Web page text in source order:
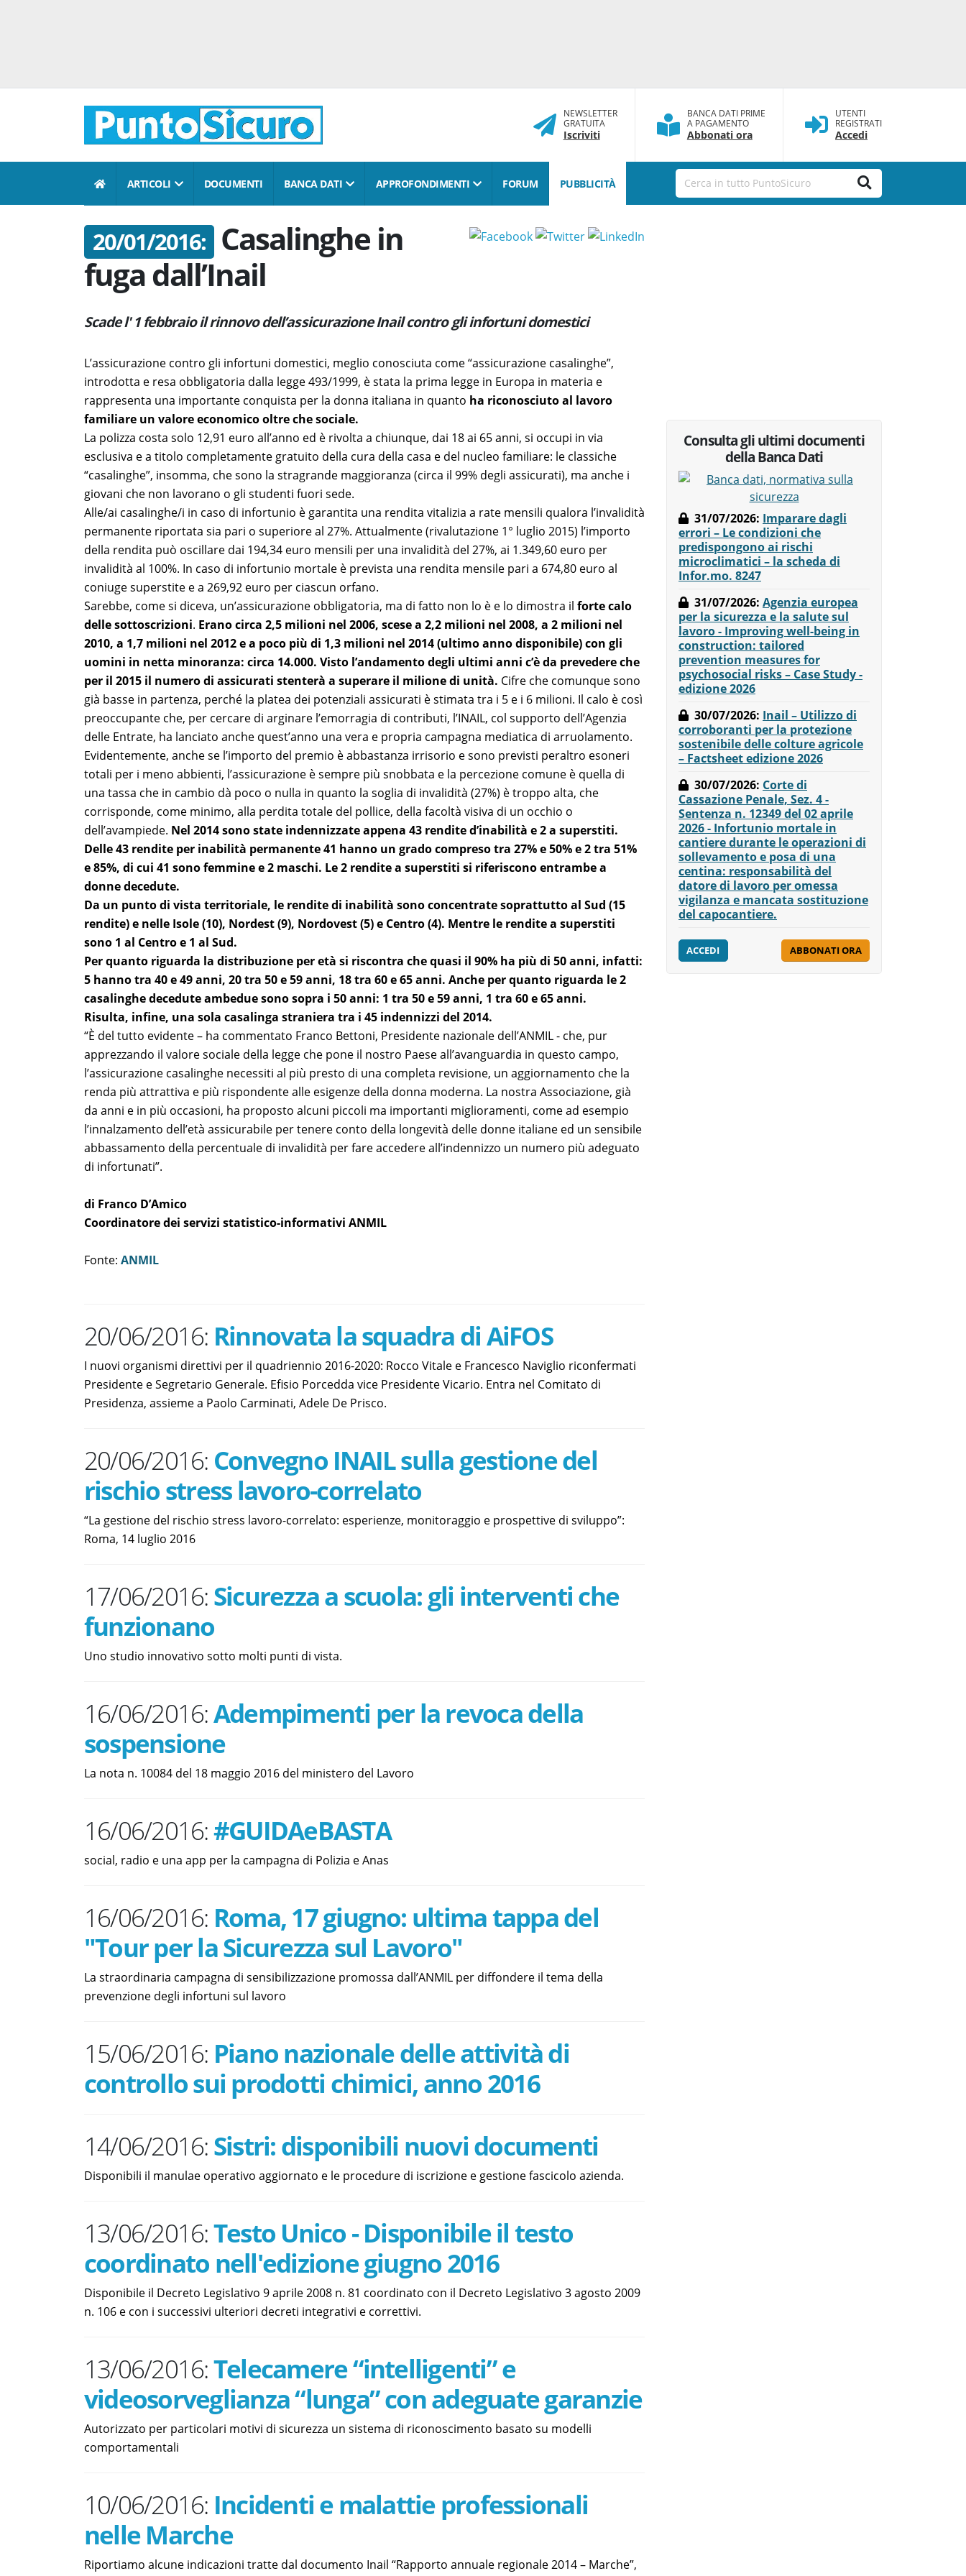
NEWSLETTER
GRATUITA
Iscriviti
BANCA DATI PRIME
A PAGAMENTO
Abbonati ora
UTENTI
REGISTRATI
Accedi
ARTICOLI DOCUMENTI BANCA DATI APPROFONDIMENTI FORUM PUBBLICITÀ
20/01/2016: Casalinghe in
fuga dall’Inail
Scade l' 1 febbraio il rinnovo dell’assicurazione Inail contro gli infortuni domestici
L’assicurazione contro gli infortuni domestici, meglio conosciuta come “assicurazione casalinghe”,
introdotta e resa obbligatoria dalla legge 493/1999, è stata la prima legge in Europa in materia e
rappresenta una importante conquista per la donna italiana in quanto ha riconosciuto al lavoro
familiare un valore economico oltre che sociale.
La polizza costa solo 12,91 euro all’anno ed è rivolta a chiunque, dai 18 ai 65 anni, si occupi in via
esclusiva e a titolo completamente gratuito della cura della casa e del nucleo familiare: le classiche
“casalinghe”, insomma, che sono la stragrande maggioranza (circa il 99% degli assicurati), ma anche i
giovani che non lavorano o gli studenti fuori sede.
Alle/ai casalinghe/i in caso di infortunio è garantita una rendita vitalizia a rate mensili qualora l’invalidità
permanente riportata sia pari o superiore al 27%. Attualmente (rivalutazione 1° luglio 2015) l’importo
della rendita può oscillare dai 194,34 euro mensili per una invalidità del 27%, ai 1.349,60 euro per
invalidità al 100%. In caso di infortunio mortale è prevista una rendita mensile pari a 674,80 euro al
coniuge superstite e a 269,92 euro per ciascun orfano.
Sarebbe, come si diceva, un’assicurazione obbligatoria, ma di fatto non lo è e lo dimostra il forte calo
delle sottoscrizioni. Erano circa 2,5 milioni nel 2006, scese a 2,2 milioni nel 2008, a 2 milioni nel
2010, a 1,7 milioni nel 2012 e a poco più di 1,3 milioni nel 2014 (ultimo anno disponibile) con gli
uomini in netta minoranza: circa 14.000. Visto l’andamento degli ultimi anni c’è da prevedere che
per il 2015 il numero di assicurati stenterà a superare il milione di unità. Cifre che comunque sono
già basse in partenza, perché la platea dei potenziali assicurati è stimata tra i 5 e i 6 milioni. Il calo è così
preoccupante che, per cercare di arginare l’emorragia di contributi, l’INAIL, col supporto dell’Agenzia
delle Entrate, ha lanciato anche quest’anno una vera e propria campagna mediatica di arruolamento.
Evidentemente, anche se l’importo del premio è abbastanza irrisorio e sono previsti peraltro esoneri
totali per i meno abbienti, l’assicurazione è sempre più snobbata e la percezione comune è quella di
una tassa che in cambio dà poco o nulla in quanto la soglia di invalidità (27%) è troppo alta, che
corrisponde, come minimo, alla perdita totale del pollice, della facoltà visiva di un occhio o
dell’avampiede. Nel 2014 sono state indennizzate appena 43 rendite d’inabilità e 2 a superstiti.
Delle 43 rendite per inabilità permanente 41 hanno un grado compreso tra 27% e 50% e 2 tra 51%
e 85%, di cui 41 sono femmine e 2 maschi. Le 2 rendite a superstiti si riferiscono entrambe a
donne decedute.
Da un punto di vista territoriale, le rendite di inabilità sono concentrate soprattutto al Sud (15
rendite) e nelle Isole (10), Nordest (9), Nordovest (5) e Centro (4). Mentre le rendite a superstiti
sono 1 al Centro e 1 al Sud.
Per quanto riguarda la distribuzione per età si riscontra che quasi il 90% ha più di 50 anni, infatti:
5 hanno tra 40 e 49 anni, 20 tra 50 e 59 anni, 18 tra 60 e 65 anni. Anche per quanto riguarda le 2
casalinghe decedute ambedue sono sopra i 50 anni: 1 tra 50 e 59 anni, 1 tra 60 e 65 anni.
Risulta, infine, una sola casalinga straniera tra i 45 indennizzi del 2014.
“È del tutto evidente – ha commentato Franco Bettoni, Presidente nazionale dell’ANMIL - che, pur
apprezzando il valore sociale della legge che pone il nostro Paese all’avanguardia in questo campo,
l’assicurazione casalinghe necessiti al più presto di una completa revisione, un aggiornamento che la
renda più attrattiva e più rispondente alle esigenze della donna moderna. La nostra Associazione, già
da anni e in più occasioni, ha proposto alcuni piccoli ma importanti miglioramenti, come ad esempio
l’innalzamento dell’età assicurabile per tenere conto della longevità delle donne italiane ed un sensibile
abbassamento della percentuale di invalidità per fare accedere all’indennizzo un numero più adeguato
di infortunati”.
di Franco D’Amico
Coordinatore dei servizi statistico-informativi ANMIL
Fonte: ANMIL
20/06/2016: Rinnovata la squadra di AiFOS
I nuovi organismi direttivi per il quadriennio 2016-2020: Rocco Vitale e Francesco Naviglio riconfermati
Presidente e Segretario Generale. Efisio Porcedda vice Presidente Vicario. Entra nel Comitato di
Presidenza, assieme a Paolo Carminati, Adele De Prisco.
20/06/2016: Convegno INAIL sulla gestione del
rischio stress lavoro-correlato
“La gestione del rischio stress lavoro-correlato: esperienze, monitoraggio e prospettive di sviluppo”:
Roma, 14 luglio 2016
17/06/2016:Sicurezza a scuola: gli interventi che
funzionano
Uno studio innovativo sotto molti punti di vista.
16/06/2016:Adempimenti per la revoca della
sospensione
La nota n. 10084 del 18 maggio 2016 del ministero del Lavoro
16/06/2016:#GUIDAeBASTA
social, radio e una app per la campagna di Polizia e Anas
16/06/2016: Roma, 17 giugno: ultima tappa del
"Tour per la Sicurezza sul Lavoro"
La straordinaria campagna di sensibilizzazione promossa dall’ANMIL per diffondere il tema della
prevenzione degli infortuni sul lavoro
15/06/2016: Piano nazionale delle attività di
controllo sui prodotti chimici, anno 2016
14/06/2016:Sistri: disponibili nuovi documenti
Disponibili il manulae operativo aggiornato e le procedure di iscrizione e gestione fascicolo azienda.
13/06/2016:Testo Unico - Disponibile il testo
coordinato nell'edizione giugno 2016
Disponibile il Decreto Legislativo 9 aprile 2008 n. 81 coordinato con il Decreto Legislativo 3 agosto 2009
n. 106 e con i successivi ulteriori decreti integrativi e correttivi.
13/06/2016:Telecamere “intelligenti” e
videosorveglianza “lunga” con adeguate garanzie
Autorizzato per particolari motivi di sicurezza un sistema di riconoscimento basato su modelli
comportamentali
10/06/2016: Incidenti e malattie professionali
nelle Marche
Riportiamo alcune indicazioni tratte dal documento Inail “Rapporto annuale regionale 2014 – Marche”,
Consulta gli ultimi documenti
della Banca Dati
31/07/2026: Imparare dagli
errori – Le condizioni che
predispongono ai rischi
microclimatici – la scheda di
Infor.mo. 8247
31/07/2026: Agenzia europea
per la sicurezza e la salute sul
lavoro - Improving well-being in
construction: tailored
prevention measures for
psychosocial risks – Case Study -
edizione 2026
30/07/2026: Inail – Utilizzo di
corroboranti per la protezione
sostenibile delle colture agricole
– Factsheet edizione 2026
30/07/2026: Corte di
Cassazione Penale, Sez. 4 -
Sentenza n. 12349 del 02 aprile
2026 - Infortunio mortale in
cantiere durante le operazioni di
sollevamento e posa di una
centina: responsabilità del
datore di lavoro per omessa
vigilanza e mancata sostituzione
del capocantiere.
ACCEDI ABBONATI ORA